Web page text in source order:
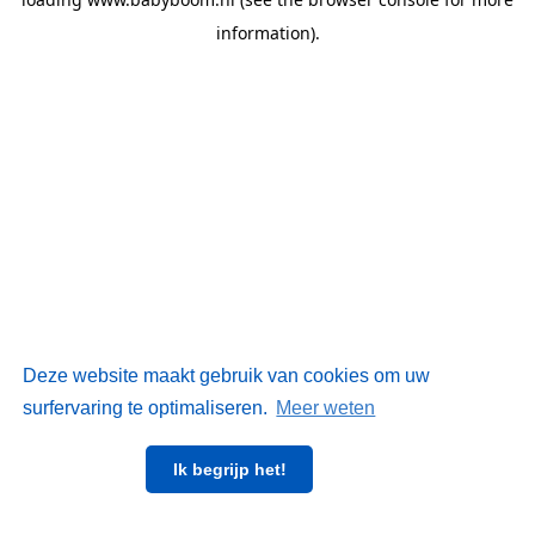
Deze website maakt gebruik van cookies om uw
surfervaring te optimaliseren. Meer weten
Ik begrijp het!
information).